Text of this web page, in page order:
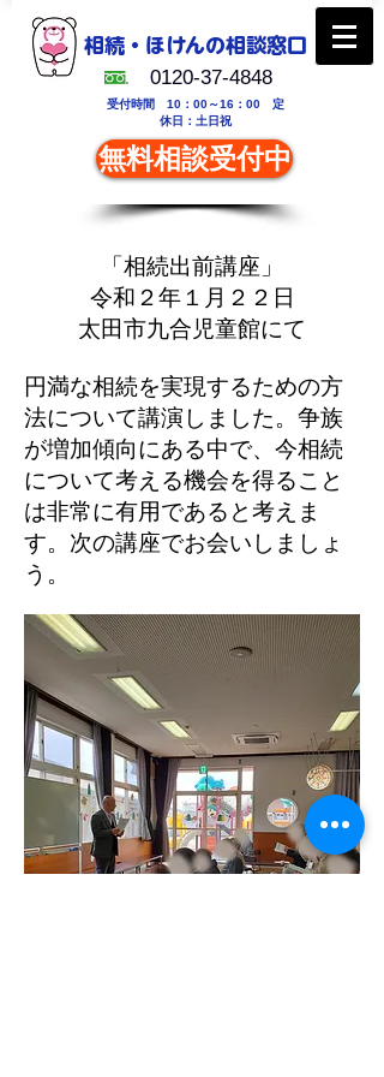
相続・ほけんの相談窓口
0120-37-4848
受付時間 10：00～16：00 定
休日：土日祝
無料相談受付中
「相続出前講座」
令和２年１月２２日
太田市九合児童館にて
円満な相続を実現するための方
法について講演しました。争族
が増加傾向にある中で、今相続
について考える機会を得ること
は非常に有用であると考えま
す。次の講座でお会いしましょ
う。